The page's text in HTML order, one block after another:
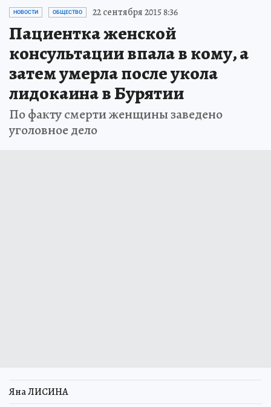
НОВОСТИ ОБЩЕСТВО 22 сентября 2015 8:36
Пациентка женской
консультации впала в кому, а
затем умерла после укола
лидокаина в Бурятии
По факту смерти женщины заведено
уголовное дело
Яна ЛИСИНА